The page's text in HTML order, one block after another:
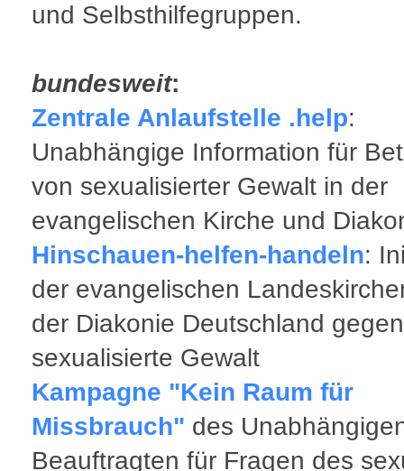
und Selbsthilfegruppen.
bundesweit:
Zentrale Anlaufstelle .help:
Unabhängige Information für
von sexualisierter Gewalt in der
evangelischen Kirche und
Hinschauen-helfen-handeln:
der evangelischen
der Diakonie Deutschland gegen
sexualisierte Gewalt
Kampagne "Kein Raum für
Missbrauch" des
Beauftragten für Fragen des